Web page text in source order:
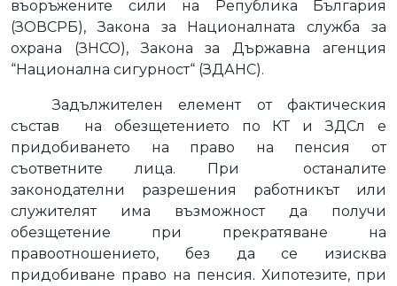
въоръжените сили на Република България
(ЗОВСРБ), Закона за Националната служба за
охрана (ЗНСО), Закона за Държавна агенция
“Национална сигурност“ (ЗДАНС).
Задължителен елемент от фактическия
състав
на обезщетението по КТ и ЗДСл е
придобиването на право на пенсия от
съответните лица. При
останалите
законодателни разрешения работникът или
служителят има възможност да получи
обезщетение при прекратяване на
правоотношението, без да се изисква
придобиване право на пенсия. Хипотезите, при